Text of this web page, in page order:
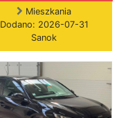
Mieszkania
Dodano: 2026-07-31
Sanok